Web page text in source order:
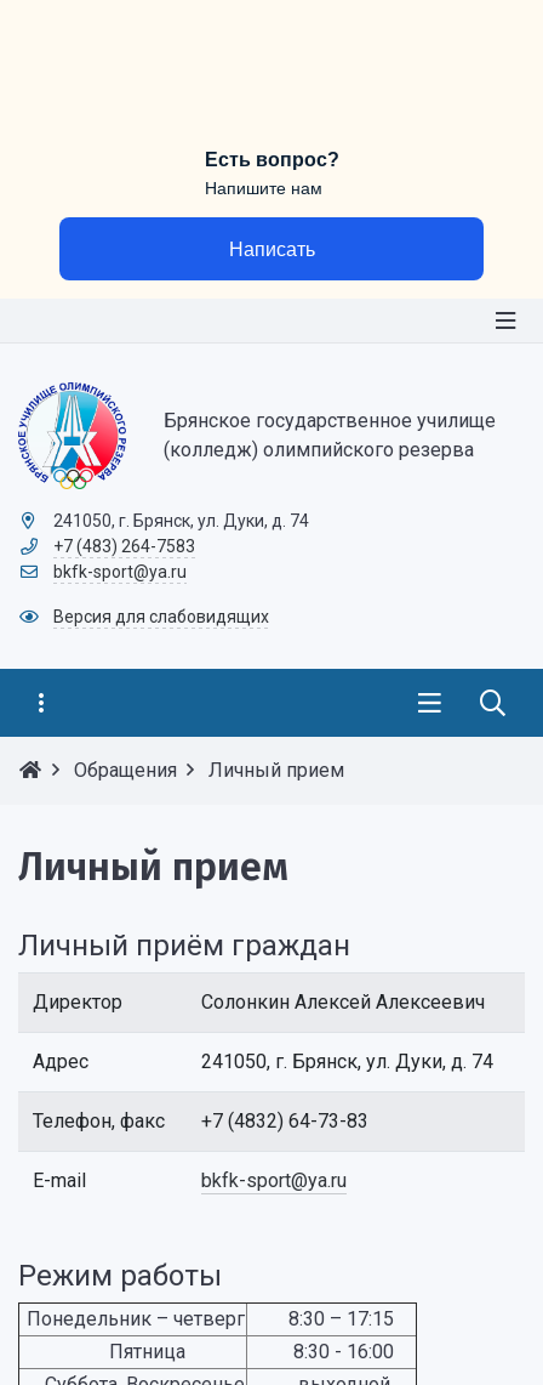
Есть вопрос?
Напишите нам
Написать
Брянское государственное училище
(колледж) олимпийского резерва
241050, г. Брянск, ул. Дуки, д. 74
+7 (483) 264-7583
bkfk-sport@ya.ru
Версия для слабовидящих
Обращения Личный прием
Личный прием
Личный приём граждан
Директор Солонкин Алексей Алексеевич
Адрес 241050, г. Брянск, ул. Дуки, д. 74
Телефон, факс +7 (4832) 64-73-83
E-mail bkfk-sport@ya.ru
Режим работы
Понедельник – четверг
8:30 – 17:15
Пятница
8:30 - 16:00